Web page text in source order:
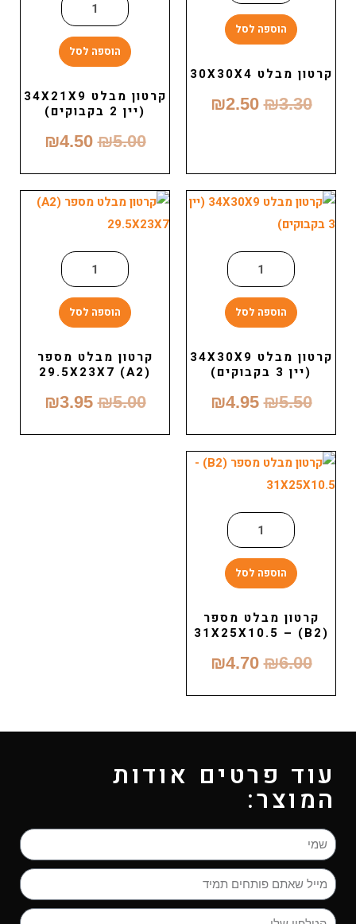
הוספה לסל
קרטון מבלט 30X30X4
₪3.30
₪2.50
הוספה לסל
קרטון מבלט 34X21X9
(יין 2 בקבוקים)
₪5.00
₪4.50
הוספה לסל
קרטון מבלט 34X30X9
(יין 3 בקבוקים)
₪5.50
₪4.95
הוספה לסל
קרטון מבלט מספר
(A2) 29.5X23X7
₪5.00
₪3.95
הוספה לסל
קרטון מבלט מספר
(B2) – 31X25X10.5
₪6.00
₪4.70
עוד פרטים אודות
המוצר: